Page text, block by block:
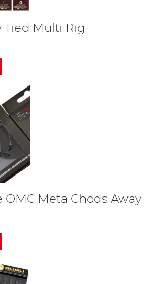
Tied Multi Rig
OMC Meta Chods Away